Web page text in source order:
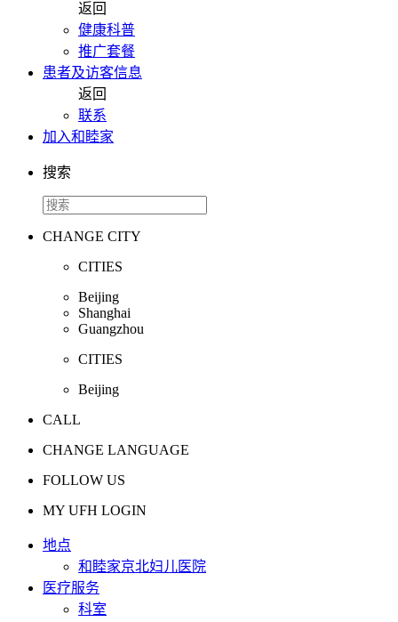
返回
健康科普
推广套餐
患者及访客信息
返回
联系
加入和睦家
搜索
CHANGE CITY
CITIES
Beijing
Shanghai
Guangzhou
CITIES
Beijing
CALL
CHANGE LANGUAGE
FOLLOW US
MY UFH LOGIN
地点
和睦家京北妇儿医院
医疗服务
科室